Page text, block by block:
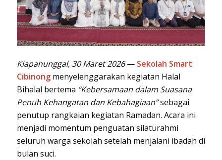
Klapanunggal, 30 Maret 2026— Sekolah Smart
Cibinongmenyelenggarakan kegiatan Halal
Bihalal bertema “Kebersamaan dalam Suasana
Penuh Kehangatan dan Kebahagiaan”sebagai
penutup rangkaian kegiatan Ramadan. Acara ini
menjadi momentum penguatan silaturahmi
seluruh warga sekolah setelah menjalani ibadah di
bulan suci.